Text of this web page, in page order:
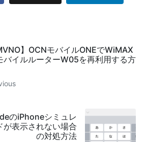
】OCNモバイルONEでWiMAX
バイルルーターW05を再利用する方
のiPhoneシミュレ
が表示されない場合
の対処方法